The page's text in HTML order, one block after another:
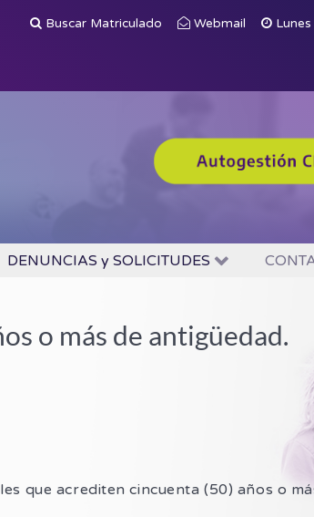
Buscar Matriculado Webmail
DENUNCIAS y SOLICITUDES
o más de antigüedad.
que acrediten cincuenta (50) años o